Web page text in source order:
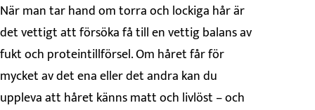
När man tar hand om torra och lockiga hår är
det vettigt att försöka få till en vettig balans av
fukt och proteintillförsel. Om håret får för
mycket av det ena eller det andra kan du
uppleva att håret känns matt och livlöst – och